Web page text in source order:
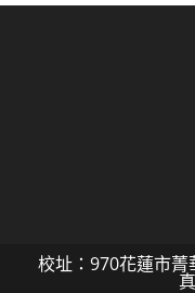
校址：970花蓮市